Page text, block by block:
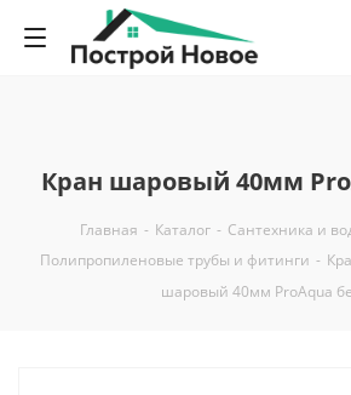
Кран шаровый 40мм
Главная - Каталог - Сантехника и
Полипропиленовые трубы и фитинги -
шаровый 40мм ProAqua